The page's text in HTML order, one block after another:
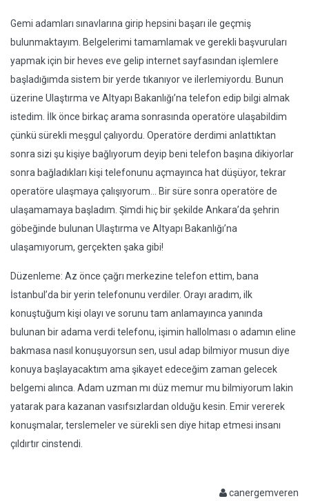
Gemi adamları sınavlarına girip hepsini başarı ile geçmiş
bulunmaktayım. Belgelerimi tamamlamak ve gerekli başvuruları
yapmak için bir heves eve gelip internet sayfasından işlemlere
başladığımda sistem bir yerde tıkanıyor ve ilerlemiyordu. Bunun
üzerine Ulaştırma ve Altyapı Bakanlığı’na telefon edip bilgi almak
istedim. İlk önce birkaç arama sonrasında operatöre ulaşabildim
çünkü sürekli meşgul çalıyordu. Operatöre derdimi anlattıktan
sonra sizi şu kişiye bağlıyorum deyip beni telefon başına dikiyorlar
sonra bağladıkları kişi telefonunu açmayınca hat düşüyor, tekrar
operatöre ulaşmaya çalışıyorum... Bir süre sonra operatöre de
ulaşamamaya başladım. Şimdi hiç bir şekilde Ankara’da şehrin
göbeğinde bulunan Ulaştırma ve Altyapı Bakanlığı’na
ulaşamıyorum, gerçekten şaka gibi!
Düzenleme: Az önce çağrı merkezine telefon ettim, bana
İstanbul’da bir yerin telefonunu verdiler. Orayı aradım, ilk
konuştuğum kişi olayı ve sorunu tam anlamayınca yanında
bulunan bir adama verdi telefonu, işimin hallolması o adamın eline
bakmasa nasıl konuşuyorsun sen, usul adap bilmiyor musun diye
konuya başlayacaktım ama şikayet edeceğim zaman gelecek
belgemi alınca. Adam uzman mı düz memur mu bilmiyorum lakin
yatarak para kazanan vasıfsızlardan olduğu kesin. Emir vererek
konuşmalar, terslemeler ve sürekli sen diye hitap etmesi insanı
çıldırtır cinstendi.
canergemveren